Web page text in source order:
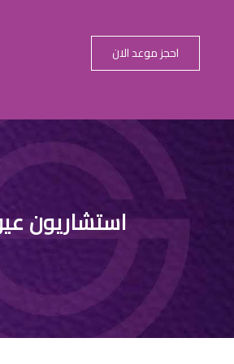
احجز موعد الان
استشاريون